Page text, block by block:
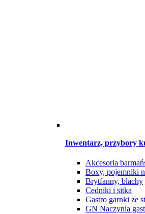
Inwentarz, przybory
Akcesoria
Boxy, pojemniki
Brytfanny, blachy
Cedniki i sitka
Gastro garnki ze
GN Naczynia